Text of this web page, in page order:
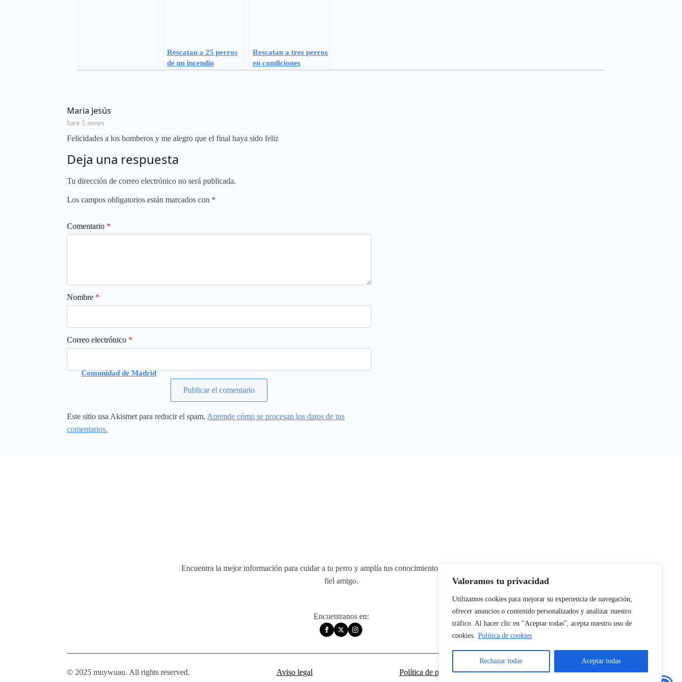
Valoramos tu privacidad
Utilizamos cookies para mejorar su experiencia de navegación,
ofrecer anuncios o contenido personalizados y analizar nuestro
tráfico. Al hacer clic en "Aceptar todas", acepta nuestro uso de
cookies. Política de cookies
Rechazar todas Aceptar todas
Comunidad de Madrid
2025
Rescatan a 25 perros
de un incendio
Rescatan a tres perros
en condiciones
Maria Jesús
hace 5 meses
Felicidades a los bomberos y me alegro que el final haya sido feliz
Deja una respuesta
Tu dirección de correo electrónico no será publicada.
Los campos obligatorios están marcados con *
Comentario *
Nombre *
Correo electrónico *
Este sitio usa Akismet para reducir el spam. Aprende cómo se procesan los datos de tus
comentarios.
Encuentra la mejor información para cuidar a tu perro y amplía tus conocimientos sobre la vida de tu
fiel amigo.
Encuentranos en:
© 2025 muywuau. All rights reserved. Aviso legal Política de privacidad Política de cookies